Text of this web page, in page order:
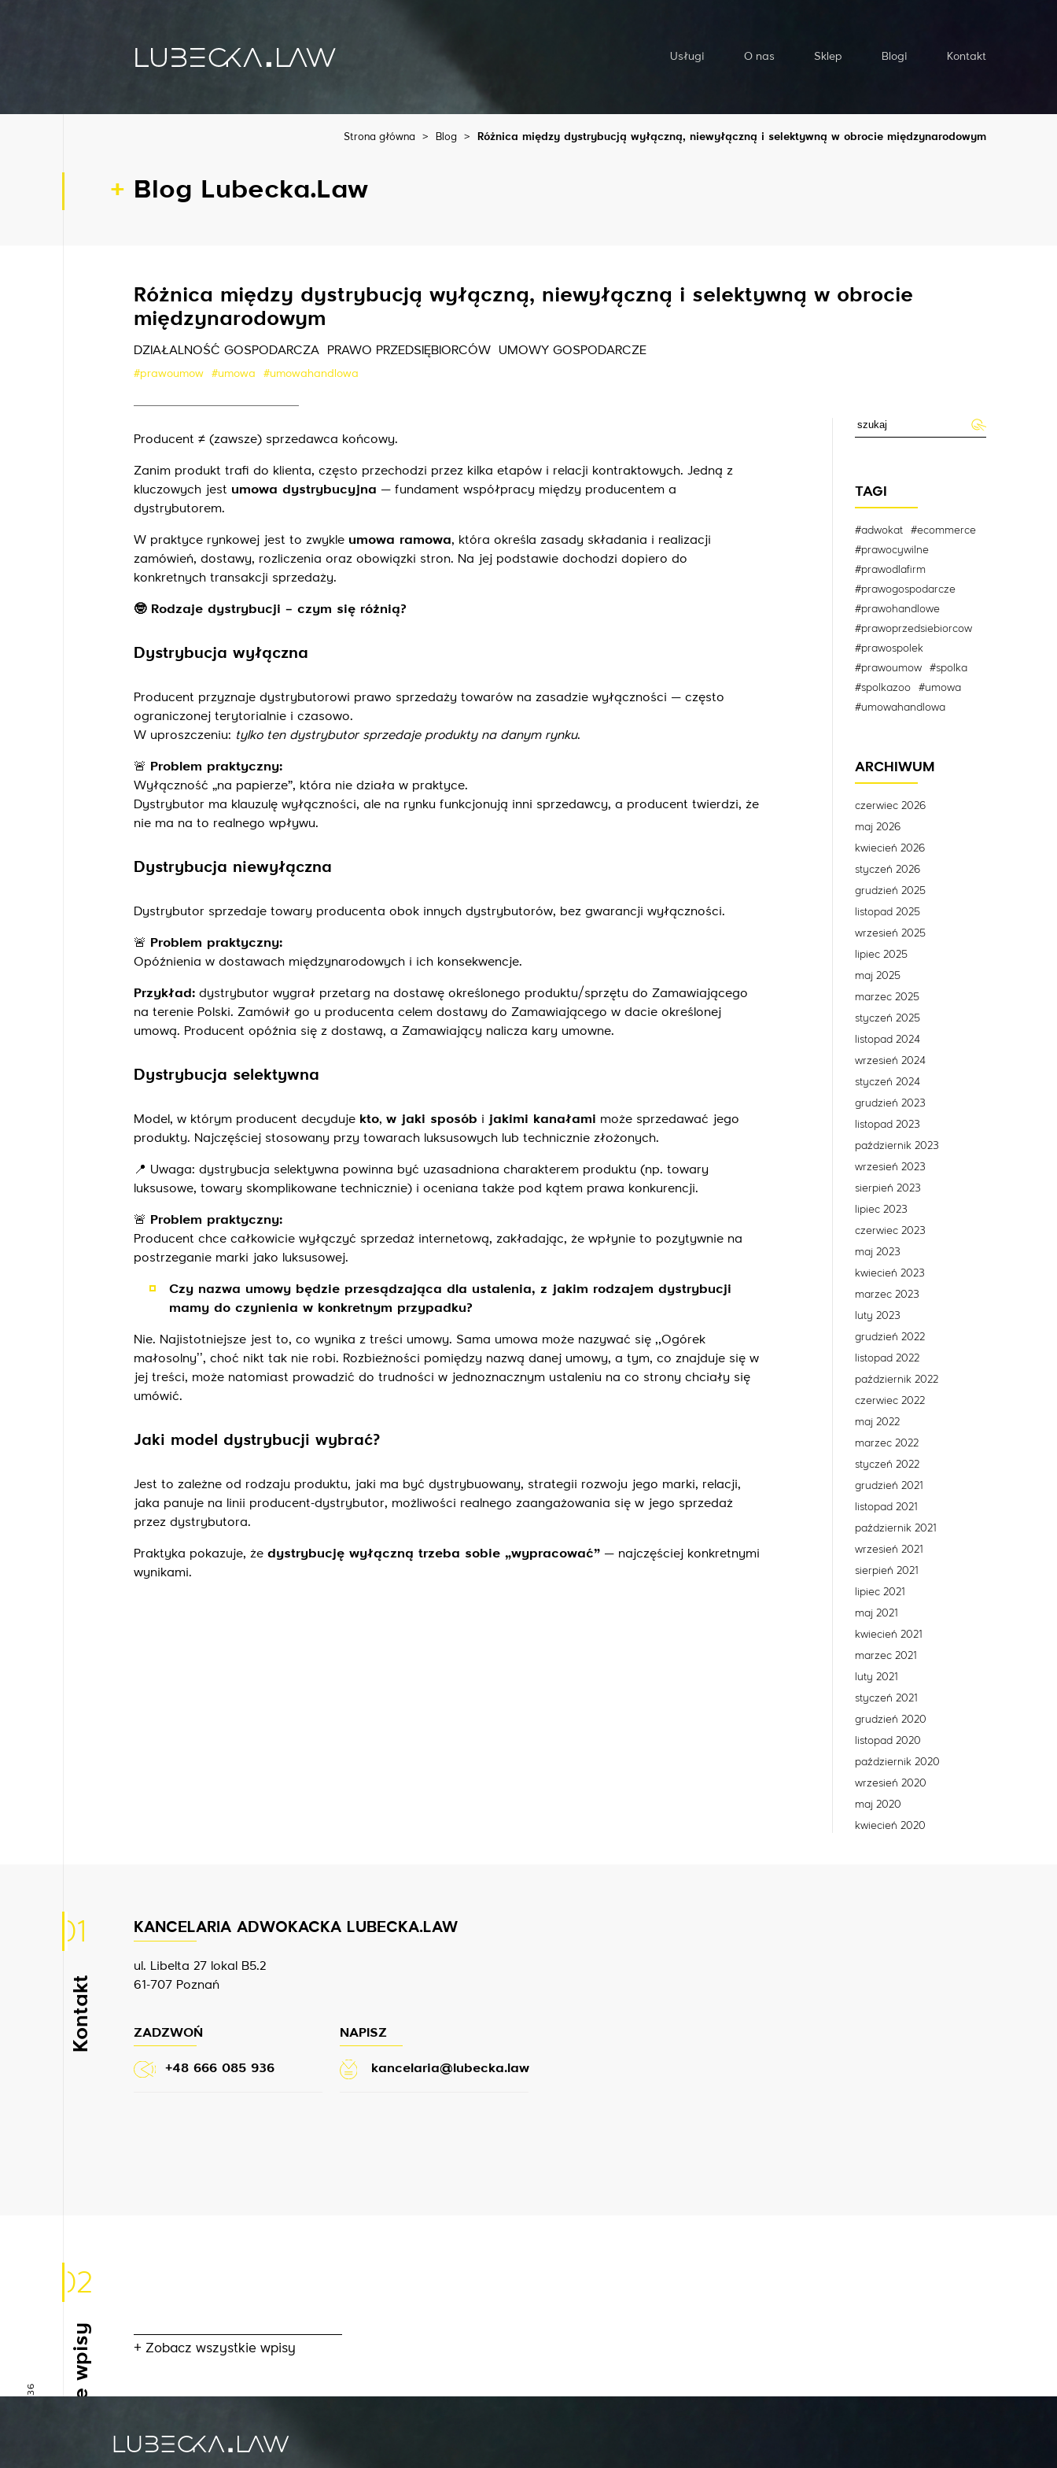
Usługi O nas Sklep Blogi Kontakt
+48 666 085 936
Strona główna > Blog > Różnica między dystrybucją wyłączną, niewyłączną i selektywną w obrocie międzynarodowym
Blog Lubecka.Law
Różnica między dystrybucją wyłączną, niewyłączną i selektywną w obrocie
międzynarodowym
DZIAŁALNOŚĆ GOSPODARCZA PRAWO PRZEDSIĘBIORCÓW UMOWY GOSPODARCZE
#prawoumow #umowa #umowahandlowa
Producent ≠ (zawsze) sprzedawca końcowy.
Zanim produkt trafi do klienta, często przechodzi przez kilka etapów i relacji kontraktowych. Jedną z
kluczowych jest umowa dystrybucyjna — fundament współpracy między producentem a
dystrybutorem.
W praktyce rynkowej jest to zwykle umowa ramowa, która określa zasady składania i realizacji
zamówień, dostawy, rozliczenia oraz obowiązki stron. Na jej podstawie dochodzi dopiero do
konkretnych transakcji sprzedaży.
🤓Rodzaje dystrybucji – czym się różnią?
Dystrybucja wyłączna
Producent przyznaje dystrybutorowi prawo sprzedaży towarów na zasadzie wyłączności — często
ograniczonej terytorialnie i czasowo.
W uproszczeniu: tylko ten dystrybutor sprzedaje produkty na danym rynku.
🚨
Problem praktyczny:
Wyłączność „na papierze”, która nie działa w praktyce.
Dystrybutor ma klauzulę wyłączności, ale na rynku funkcjonują inni sprzedawcy, a producent twierdzi, że
nie ma na to realnego wpływu.
Dystrybucja niewyłączna
Dystrybutor sprzedaje towary producenta obok innych dystrybutorów, bez gwarancji wyłączności.
🚨
Problem praktyczny:
Opóźnienia w dostawach międzynarodowych i ich konsekwencje.
Przykład: dystrybutor wygrał przetarg na dostawę określonego produktu/sprzętu do Zamawiającego
na terenie Polski. Zamówił go u producenta celem dostawy do Zamawiającego w dacie określonej
umową. Producent opóźnia się z dostawą, a Zamawiający nalicza kary umowne.
Dystrybucja selektywna
Model, w którym producent decyduje kto, w jaki sposób i jakimi kanałami może sprzedawać jego
produkty. Najczęściej stosowany przy towarach luksusowych lub technicznie złożonych.
📍 Uwaga: dystrybucja selektywna powinna być uzasadniona charakterem produktu (np. towary
luksusowe, towary skomplikowane technicznie) i oceniana także pod kątem prawa konkurencji.
🚨
Problem praktyczny:
Producent chce całkowicie wyłączyć sprzedaż internetową, zakładając, że wpłynie to pozytywnie na
postrzeganie marki jako luksusowej.
Czy nazwa umowy będzie przesądzająca dla ustalenia, z jakim rodzajem dystrybucji
mamy do czynienia w konkretnym przypadku?
Nie. Najistotniejsze jest to, co wynika z treści umowy. Sama umowa może nazywać się ,,Ogórek
małosolny’’, choć nikt tak nie robi. Rozbieżności pomiędzy nazwą danej umowy, a tym, co znajduje się w
jej treści, może natomiast prowadzić do trudności w jednoznacznym ustaleniu na co strony chciały się
umówić.
Jaki model dystrybucji wybrać?
Jest to zależne od rodzaju produktu, jaki ma być dystrybuowany, strategii rozwoju jego marki, relacji,
jaka panuje na linii producent-dystrybutor, możliwości realnego zaangażowania się w jego sprzedaż
przez dystrybutora.
Praktyka pokazuje, że dystrybucję wyłączną trzeba sobie „wypracować” — najczęściej konkretnymi
wynikami.
TAGI
#adwokat
#ecommerce
#prawocywilne
#prawodlafirm
#prawogospodarcze
#prawohandlowe
#prawoprzedsiebiorcow
#prawospolek
#prawoumow
#spolka
#spolkazoo
#umowa
#umowahandlowa
ARCHIWUM
czerwiec 2026
maj 2026
kwiecień 2026
styczeń 2026
grudzień 2025
listopad 2025
wrzesień 2025
lipiec 2025
maj 2025
marzec 2025
styczeń 2025
listopad 2024
wrzesień 2024
styczeń 2024
grudzień 2023
listopad 2023
październik 2023
wrzesień 2023
sierpień 2023
lipiec 2023
czerwiec 2023
maj 2023
kwiecień 2023
marzec 2023
luty 2023
grudzień 2022
listopad 2022
październik 2022
czerwiec 2022
maj 2022
marzec 2022
styczeń 2022
grudzień 2021
listopad 2021
październik 2021
wrzesień 2021
sierpień 2021
lipiec 2021
maj 2021
kwiecień 2021
marzec 2021
luty 2021
styczeń 2021
grudzień 2020
listopad 2020
październik 2020
wrzesień 2020
maj 2020
kwiecień 2020
01
Kontakt
KANCELARIA ADWOKACKA LUBECKA.LAW
ul. Libelta 27 lokal B5.2
61-707 Poznań
ZADZWOŃ
+48 666 085 936
NAPISZ
kancelaria@lubecka.law
02
Inne wpisy + Zobacz wszystkie wpisy